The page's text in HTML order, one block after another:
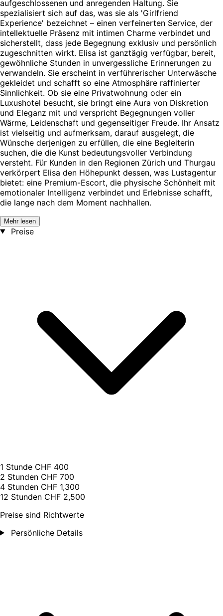
aufgeschlossenen und anregenden Haltung. Sie
spezialisiert sich auf das, was sie als 'Girlfriend
Experience' bezeichnet – einen verfeinerten Service, der
intellektuelle Präsenz mit intimen Charme verbindet und
sicherstellt, dass jede Begegnung exklusiv und persönlich
zugeschnitten wirkt. Elisa ist ganztägig verfügbar, bereit,
gewöhnliche Stunden in unvergessliche Erinnerungen zu
verwandeln. Sie erscheint in verführerischer Unterwäsche
gekleidet und schafft so eine Atmosphäre raffinierter
Sinnlichkeit. Ob sie eine Privatwohnung oder ein
Luxushotel besucht, sie bringt eine Aura von Diskretion
und Eleganz mit und verspricht Begegnungen voller
Wärme, Leidenschaft und gegenseitiger Freude. Ihr Ansatz
ist vielseitig und aufmerksam, darauf ausgelegt, die
Wünsche derjenigen zu erfüllen, die eine Begleiterin
suchen, die die Kunst bedeutungsvoller Verbindung
versteht. Für Kunden in den Regionen Zürich und Thurgau
verkörpert Elisa den Höhepunkt dessen, was Lustagentur
bietet: eine Premium-Escort, die physische Schönheit mit
emotionaler Intelligenz verbindet und Erlebnisse schafft,
die lange nach dem Moment nachhallen.
Mehr lesen
Preise
1 Stunde CHF 400
2 Stunden CHF 700
4 Stunden CHF 1,300
12 Stunden CHF 2,500
Preise sind Richtwerte
Persönliche Details